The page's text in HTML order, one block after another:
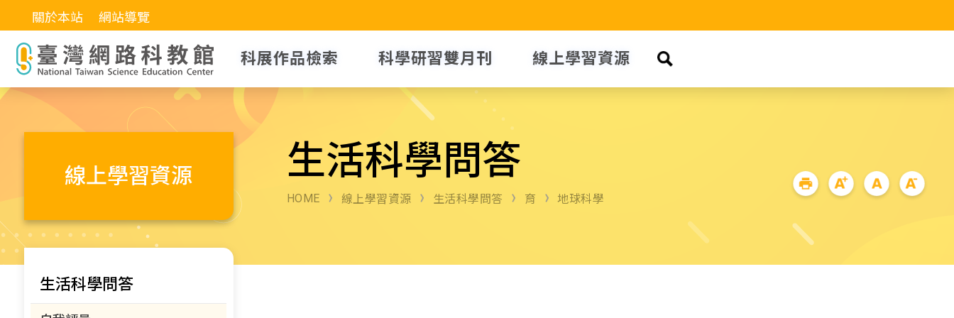
關於本站 網站導覽
科展作品檢索 科學研習雙月刊 線上學習資源
線上學習資源 生活科學問答
HOME 線上學習資源 生活科學問答 育 地球科學
生活科學問答